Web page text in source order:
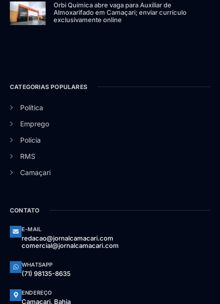
Orbi Química abre vaga para Auxiliar de
Almoxarifado em Camaçari; enviar currículo
exclusivamente online
CATEGORIAS POPULARES
Política
Emprego
Polícia
RMS
Camaçari
CONTATO
E-MAIL
redacao@jornalcamacari.com
comercial@jornalcamacari.com
WHATSAPP
(71) 98135-8635
ENDEREÇO
Camaçari, Bahia